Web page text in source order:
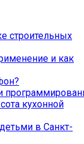
строительных
и как
кухонной
в Санкт-